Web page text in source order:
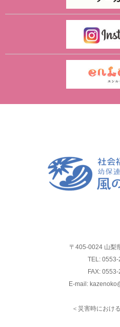
〒405-0024 山梨
TEL:
FAX:
E-mail:
＜災害時におけ